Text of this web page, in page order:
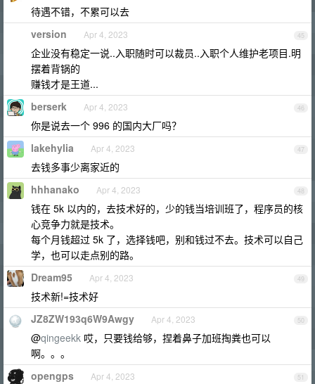
待遇不错，不累可以去
45
version Apr 4, 2023
企业没有稳定一说..入职随时可以裁员..入职个人维护老项目.明
摆着背锅的
赚钱才是王道...
46
berserk Apr 4, 2023
你是说去一个 996 的国内大厂吗？
47
lakehylia Apr 4, 2023
去钱多事少离家近的
48
hhhanako Apr 4, 2023
钱在 5k 以内的，去技术好的，少的钱当培训班了，程序员的核
心竞争力就是技术。
每个月钱超过 5k 了，选择钱吧，别和钱过不去。技术可以自己
学，也可以走点别的路。
49
Dream95 Apr 4, 2023
技术新!=技术好
50
JZ8ZW193q6W9Awgy Apr 4, 2023
@qingeekk 哎，只要钱给够，捏着鼻子加班掏粪也可以
啊。。。
51
opengps Apr 4, 2023